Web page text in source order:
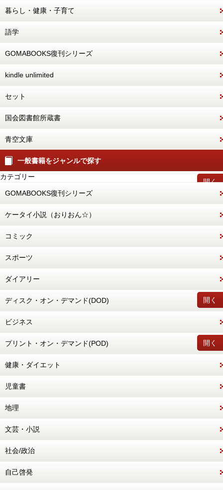
暮らし・健康・子育て
語学
GOMABOOKS復刊シリーズ
kindle unlimited
セット
国会図書館所蔵書
青空文庫
一般書籍をジャンルで探す
開く
カテゴリー
GOMABOOKS復刊シリーズ
ケータイ小説（おりおん☆）
コミック
スポーツ
ダイアリー
開く
ディスク・オン・デマンド(DOD)
ビジネス
開く
プリント・オン・デマンド(POD)
健康・ダイエット
児童書
地理
文芸・小説
社会/政治
自己啓発